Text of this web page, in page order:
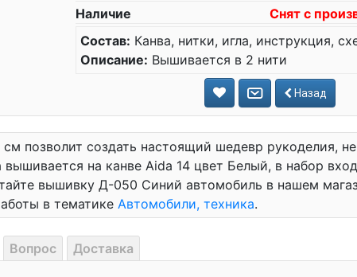
Наличие
Снят с
Состав: Канва, нитки, игла, инструкция,
Описание: Вышивается в 2 нити
Назад
позволит создать настоящий шедевр рукоделия,
на канве Aida 14 цвет Белый, в набор
вышивку Д-050 Синий автомобиль в нашем
в тематике Автомобили, техника.
Вопрос Доставка